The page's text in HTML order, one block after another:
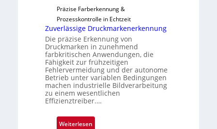
a
u
s
Präzise Farberkennung &
Prozesskontrolle in Echtzeit
Zuverlässige Druckmarkenerkennung
Die präzise Erkennung von
Druckmarken in zunehmend
farbkritischen Anwendungen, die
Fähigkeit zur frühzeitigen
Fehlervermeidung und der autonome
Betrieb unter variablen Bedingungen
machen industrielle Bildverarbeitung
zu einem wesentlichen
Effizienztreiber.…
Weiterlesen: